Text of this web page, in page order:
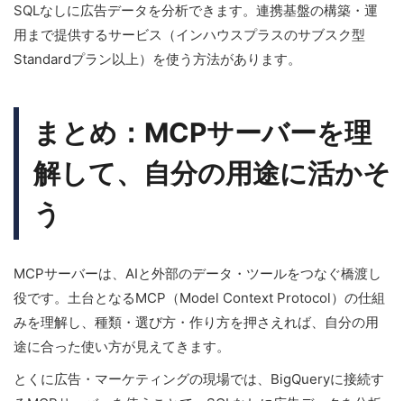
SQLなしに広告データを分析できます。連携基盤の構築・運
用まで提供するサービス（インハウスプラスのサブスク型
Standardプラン以上）を使う方法があります。
まとめ：MCPサーバーを理
解して、自分の用途に活かそ
う
MCPサーバーは、AIと外部のデータ・ツールをつなぐ橋渡し
役です。土台となるMCP（Model Context Protocol）の仕組
みを理解し、種類・選び方・作り方を押さえれば、自分の用
途に合った使い方が見えてきます。
とくに広告・マーケティングの現場では、BigQueryに接続す